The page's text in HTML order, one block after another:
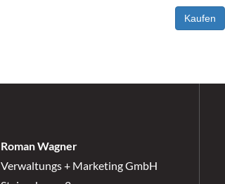
Roman Wagner
Verwaltungs + Marketing GmbH